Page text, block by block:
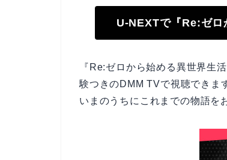
U-NEXTで『Re:ゼロ
『Re:ゼロから始める異世界生
験つきのDMM TVで視聴できま
いまのうちにこれまでの物語を